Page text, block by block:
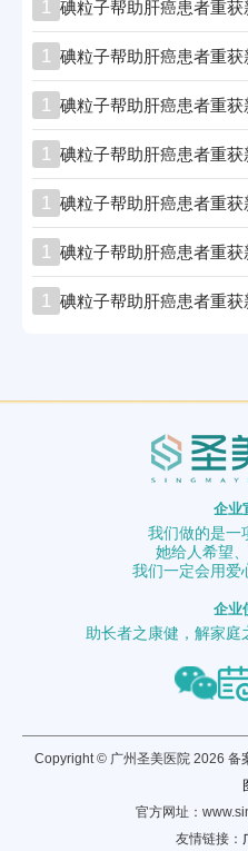
1 碘粒子帮助肝癌患者重获
1 碘粒子帮助肝癌患者重获
1 碘粒子帮助肝癌患者重获
1 碘粒子帮助肝癌患者重获
1 碘粒子帮助肝癌患者重获
1 碘粒子帮助肝癌患者重获
1 碘粒子帮助肝癌患者重获
企业
我们做的是一
她给人希望
我们一定会用爱
企业
助长者之康健，解家庭
Copyright © 广州圣美医院 2026 备
官方网址：
友情链接：